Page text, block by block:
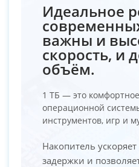
Идеальное
важны и
скорость, и
объём.
1 ТБ — это
операционной
инструментов, игр и
Накопитель ускоряет
задержки и